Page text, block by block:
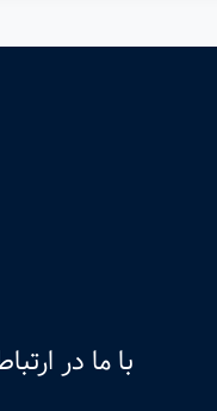
با ما در